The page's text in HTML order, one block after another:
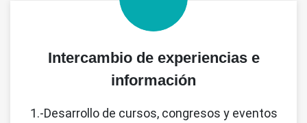
Intercambio de experiencias e
información
1.-Desarrollo de cursos, congresos y eventos